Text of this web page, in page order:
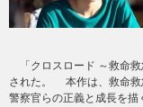
「クロスロード ～救命救
された。 本作は、救命救
警察官らの正義と成長を描